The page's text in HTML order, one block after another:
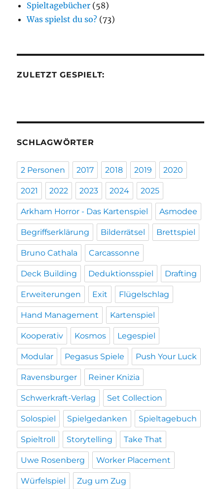
Spieltagebücher (58)
Was spielst du so? (73)
ZULETZT GESPIELT:
SCHLAGWÖRTER
2 Personen 2017 2018 2019 2020
2021 2022 2023 2024 2025
Arkham Horror - Das Kartenspiel Asmodee
Begriffserklärung Bilderrätsel Brettspiel
Bruno Cathala Carcassonne
Deck Building Deduktionsspiel Drafting
Erweiterungen Exit Flügelschlag
Hand Management Kartenspiel
Kooperativ Kosmos Legespiel
Modular Pegasus Spiele Push Your Luck
Ravensburger Reiner Knizia
Schwerkraft-Verlag Set Collection
Solospiel Spielgedanken Spieltagebuch
Spieltroll Storytelling Take That
Uwe Rosenberg Worker Placement
Würfelspiel Zug um Zug